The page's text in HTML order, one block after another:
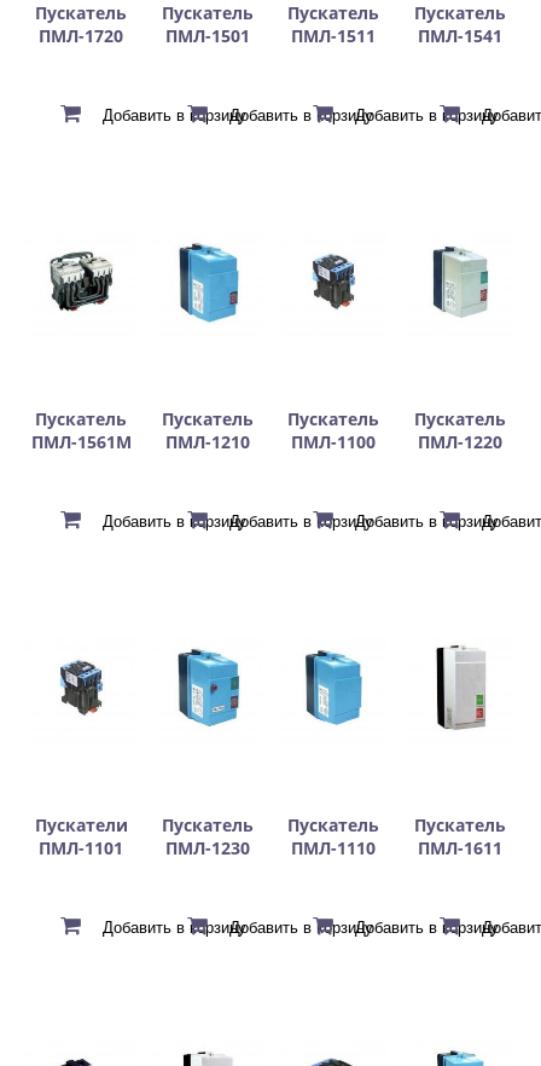
Пускатель
ПМЛ-1720
Пускатель
ПМЛ-1501
Пускатель
ПМЛ-1511
Пускатель
ПМЛ-1541
Пускатель
ПМЛ-1561М
Пускатель
ПМЛ-1210
Пускатель
ПМЛ-1100
Пускатель
ПМЛ-1220
Пускатели
ПМЛ-1101
Пускатель
ПМЛ-1230
Пускатель
ПМЛ-1110
Пускатель
ПМЛ-1611